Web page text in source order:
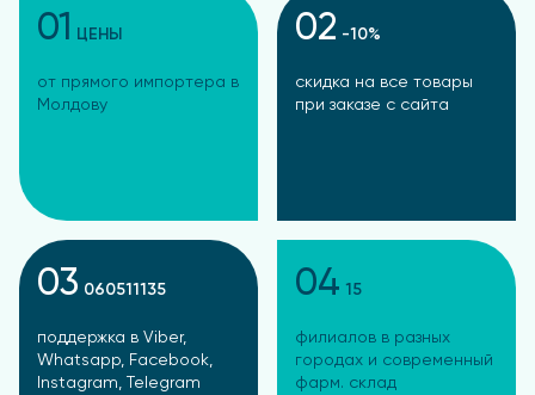
01 ЦЕНЫ
от прямого импортера в
Молдову
02 -10%
скидка на все товары
при заказе с сайта
03 060511135
поддержка в Viber,
Whatsapp, Facebook,
Instagram, Telegram
04 15
филиалов в разных
городах и современный
фарм. склад